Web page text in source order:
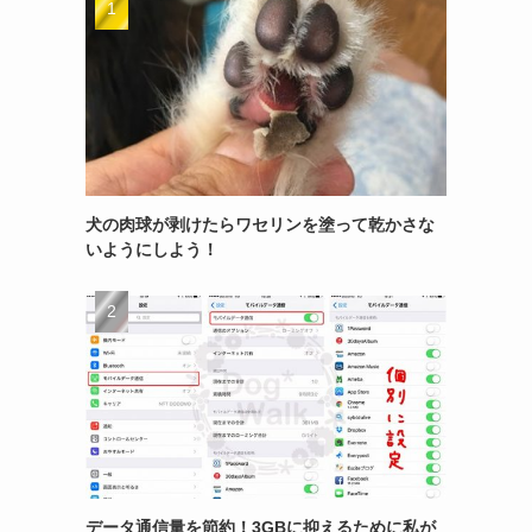
犬の肉球が剥けたらワセリンを塗って乾かさな
いようにしよう！
データ通信量を節約！3GBに抑えるために私が